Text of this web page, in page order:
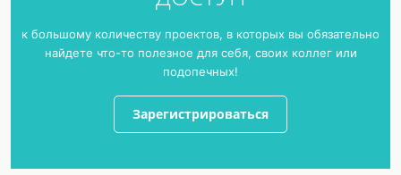
к большому количеству проектов, в которых вы обязательно
найдете что-то полезное для себя, своих коллег или
подопечных!
Зарегистрироваться